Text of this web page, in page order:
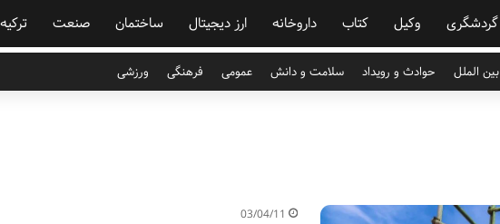
گردشگری وکیل کتاب داروخانه ارز دیجیتال ساختمان صنعت ترکیه
بین الملل حوادث و رویداد سلامت و دانش عمومی فرهنگی ورزشی
03/04/11